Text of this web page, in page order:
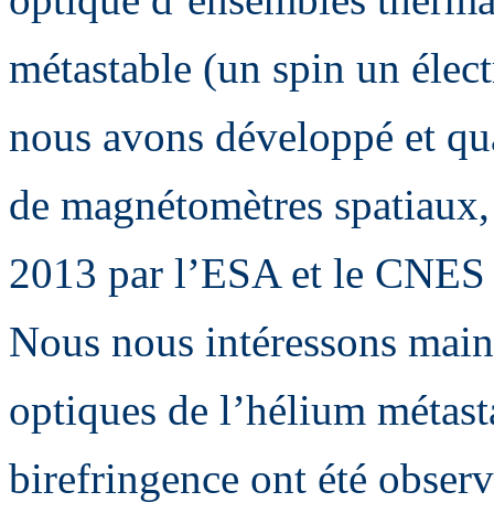
métastable (un spin un
nous avons développé et
de magnétomètres
2013 par l’ESA et le
Nous nous intéressons
optiques de l’hélium
birefringence ont été